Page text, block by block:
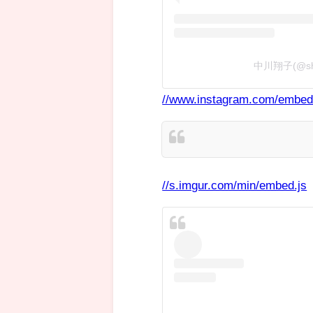
中川翔子
//www.instagram.com/
//s.imgur.com/min/embed.js